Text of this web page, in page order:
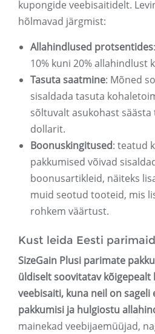
kupongide veebisaitidelt.
hõlmavad järgmist:
Allahindlused protsentides
10% kuni 20% allahindlust
Tasuta saatmine: Mõned
sisaldada tasuta
sõltuvalt asukohast säästa
dollarit.
Boonuskingitused: teatud
pakkumised võivad
boonusartikleid, näiteks
muid seotud tooteid, mis
rohkem väärtust.
Kust leida Eesti
SizeGain Plusi parimate
üldiselt soovitatav
veebisaiti, kuna neil on sageli
pakkumisi ja hulgiostu
mainekad veebijaemüüjad,